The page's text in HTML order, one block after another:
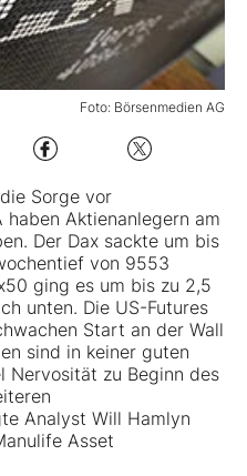
Foto: Börsenmedien AG
Sorge vor
haben Aktienanlegern am
Der Dax sackte um bis
von 9553
ging es um bis zu 2,5
unten. Die US-Futures
Start an der Wall
sind in keiner guten
Nervosität zu Beginn des
Analyst Will Hamlyn
Asset